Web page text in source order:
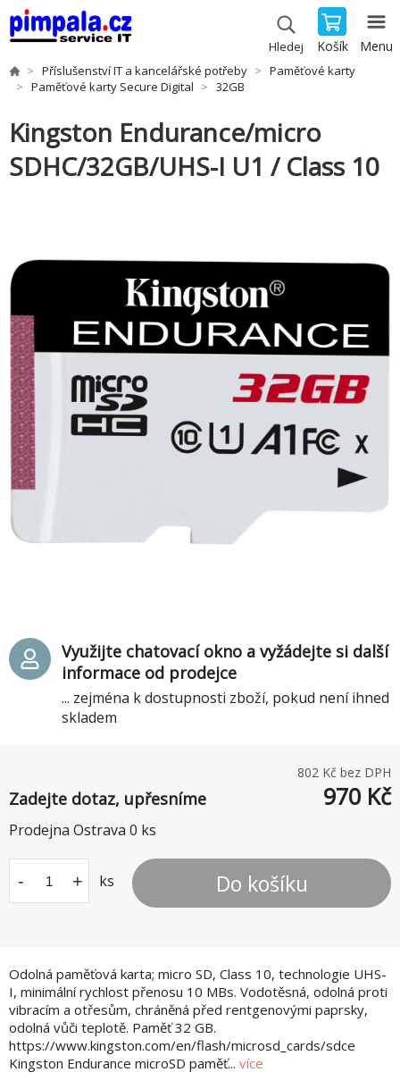
Hledej Košík Menu
Příslušenství IT a kancelářské potřeby
Paměťové karty
Paměťové karty Secure Digital
32GB
Kingston Endurance/micro
SDHC/32GB/UHS-I U1 / Class 10
Odolná paměťová karta; micro SD, Class 10, technologie UHS-
I, minimální rychlost přenosu 10 MBs. Vodotěsná, odolná proti
vibracím a otřesům, chráněná před rentgenovými paprsky,
odolná vůči teplotě. Paměť 32 GB.
https://www.kingston.com/en/flash/microsd_cards/sdce
Kingston Endurance microSD paměť... více
802 Kč bez DPH
Zadejte dotaz, upřesníme 970 Kč
Prodejna Ostrava 0 ks
- + ks Do košíku
Využijte chatovací okno a vyžádejte si další
informace od prodejce
... zejména k dostupnosti zboží, pokud není ihned
skladem